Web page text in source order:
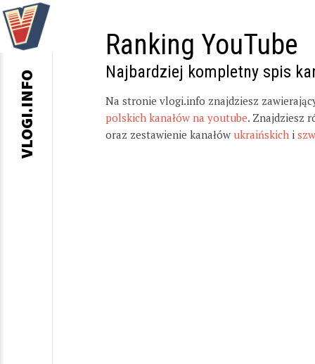
Ranking YouTube
Najbardziej kompletny spis
Na stronie vlogi.info znajdziesz
polskich kanałów na youtube. Znajdziesz
oraz zestawienie kanałów ukraińskich i
VLOGI.INFO